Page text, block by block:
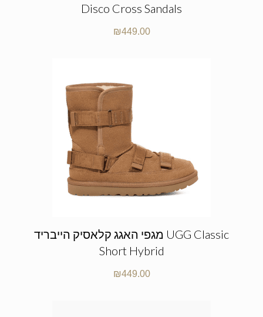
Disco Cross Sandals
₪449.00
מגפי האגג קלאסיק הייבריד UGG Classic
Short Hybrid
₪449.00